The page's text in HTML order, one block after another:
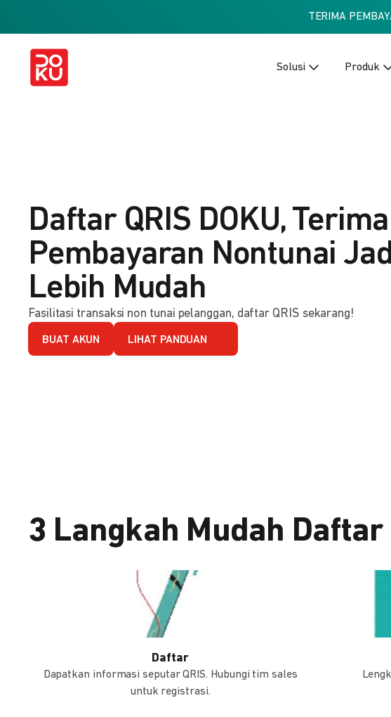
TERIMA
Solusi Produk
Daftar QRIS DOKU, Terima
Pembayaran Nontunai
Lebih Mudah
Fasilitasi transaksi non tunai pelanggan, daftar QRIS sekarang!
BUAT AKUN LIHAT PANDUAN
3 Langkah Mudah Daftar
Daftar
Dapatkan informasi seputar QRIS. Hubungi tim sales
untuk registrasi.